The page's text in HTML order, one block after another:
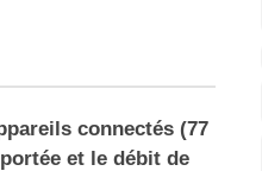
connectés (77
et le débit de